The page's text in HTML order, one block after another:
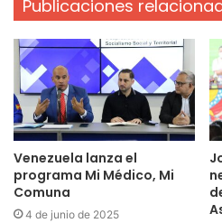
Publicaciones
Venezuela lanza el
programa Mi Médico, Mi
Comuna
4 de junio de 2025